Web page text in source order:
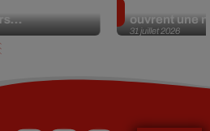
31 juillet 2026
ouvrent une